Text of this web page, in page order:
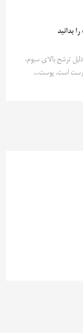
بدانید
ترشح بالای سبوم،
نادرست است. پوست...